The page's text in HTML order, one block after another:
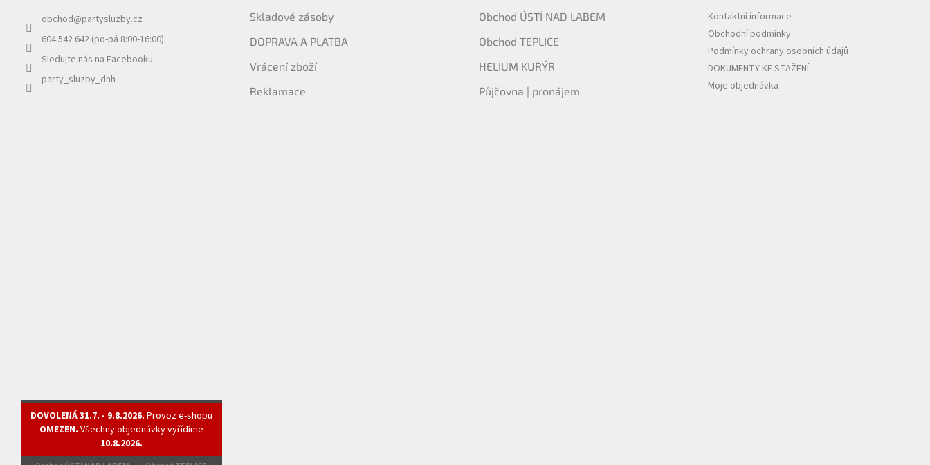
obchod@partysluzby.cz
604 542 642 (po-pá 8:00-16:00)
Sledujte nás na Facebooku
party_sluzby_dnh
Skladové zásoby
DOPRAVA A PLATBA
Vrácení zboží
Reklamace
Obchod ÚSTÍ NAD LABEM
Obchod TEPLICE
HELIUM KURÝR
Půjčovna | pronájem
Kontaktní informace
Obchodní podmínky
Podmínky ochrany osobních údajů
DOKUMENTY KE STAŽENÍ
Moje objednávka
DOVOLENÁ 31.7. - 9.8.2026. Provoz e-shopu
OMEZEN. Všechny objednávky vyřídíme
10.8.2026.